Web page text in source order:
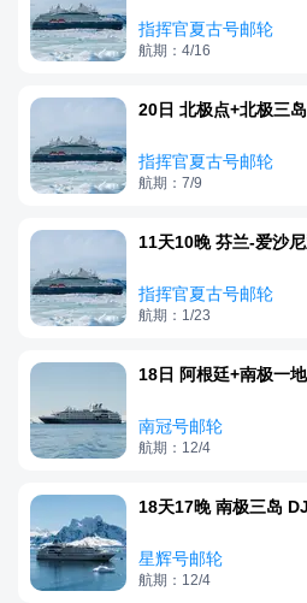
指挥官夏古号邮轮
航期：4/16
20日 北极点+北极三
指挥官夏古号邮轮
航期：7/9
11天10晚 芬兰-爱沙
指挥官夏古号邮轮
航期：1/23
南冠号邮轮
航期：12/4
18天17晚 南极三岛 DJ
星辉号邮轮
航期：12/4